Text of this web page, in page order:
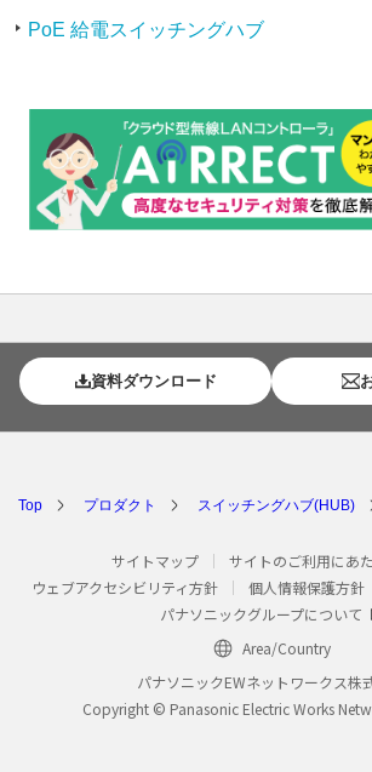
PoE 給電スイッチングハブ
サービスに関するお見積り・ご相談
資料ダウンロード
Top プロダクト スイッチングハブ(HUB)
サイトマップ
サイトのご利用にあ
ウェブアクセシビリティ方針
個人情報保護方針
パナソニックグループについて
Area/Country
パナソニックEWネットワークス株
Copyright © Panasonic Electric Works